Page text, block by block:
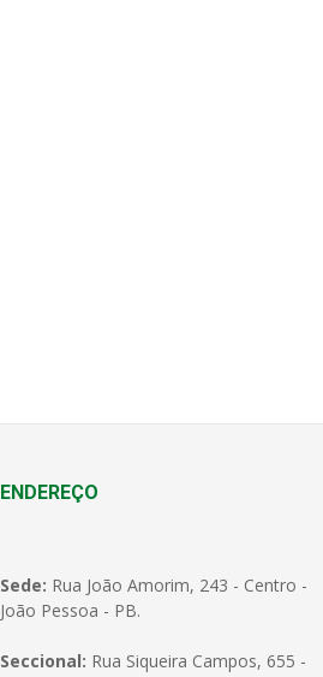
ENDEREÇO
Sede: Rua João Amorim, 243 - Centro -
João Pessoa - PB.
Seccional: Rua Siqueira Campos, 655 -